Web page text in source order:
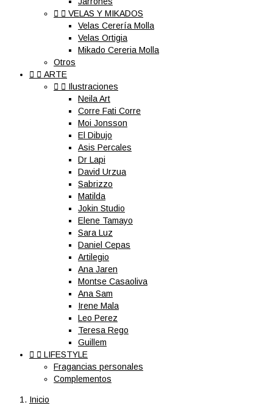
  VELAS Y MIKADOS
Velas Cerería Molla
Velas Ortigia
Mikado Cereria Molla
Otros
  ARTE
  Ilustraciones
Neila Art
Corre Fati Corre
Moi Jonsson
El Dibujo
Asis Percales
Dr Lapi
David Urzua
Sabrizzo
Matilda
Jokin Studio
Elene Tamayo
Sara Luz
Daniel Cepas
Artilegio
Ana Jaren
Montse Casaoliva
Ana Sam
Irene Mala
Leo Perez
Teresa Rego
Guillem
  LIFESTYLE
Fragancias personales
Complementos
Inicio